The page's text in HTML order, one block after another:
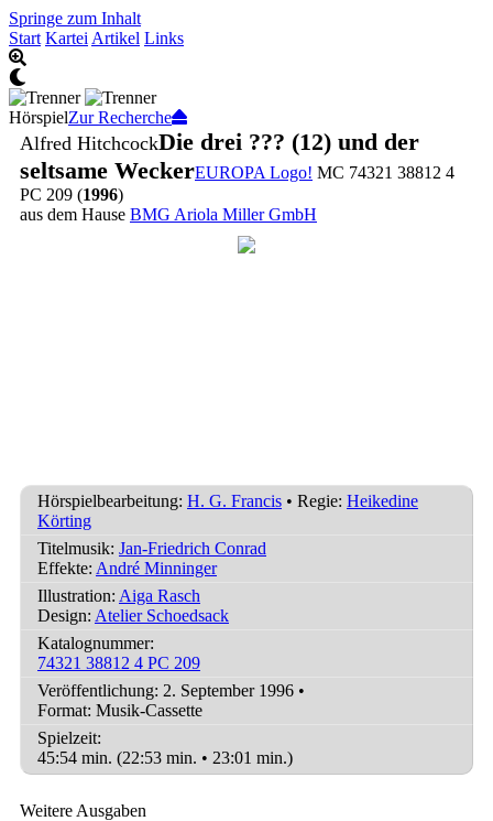
Springe zum Inhalt
Start Kartei Artikel Links
HörspielZur Recherche
Alfred HitchcockDie drei ??? (12) und der
seltsame WeckerEUROPA Logo! MC 74321 38812 4
PC 209 (1996)
aus dem Hause BMG Ariola Miller GmbH
Hörspielbearbeitung: H. G. Francis • Regie: Heikedine
Körting
Titelmusik: Jan-Friedrich Conrad
Effekte: André Minninger
Illustration: Aiga Rasch
Design: Atelier Schoedsack
Katalognummer:
74321 38812 4 PC 209
Veröffentlichung: 2. September 1996 •
Format: Musik-Cassette
Spielzeit:
45:54 min. (22:53 min. • 23:01 min.)
Weitere Ausgaben